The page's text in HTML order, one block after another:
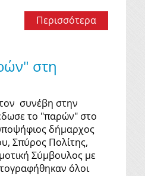
Περισσότερα
στη
συνέβη στην
το "παρών" στο
δήμαρχος
Σπύρος Πολίτης,
Σύμβουλος με
όλοι